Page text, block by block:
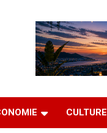
CULTURE